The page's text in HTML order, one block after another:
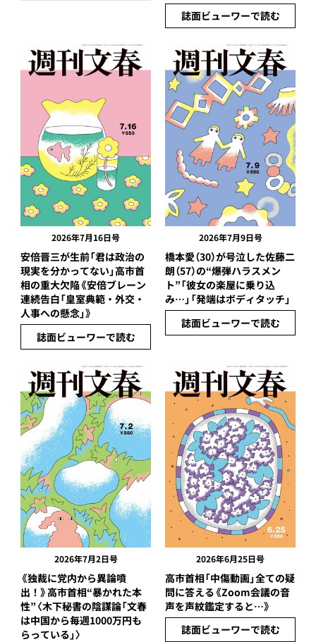
誌面ビューワーで読む
2026年7月16日号
安倍晋三が生前「君は政治の
現実を分かってない」高市首
相の重大欠陥《安倍ブレーン
連続告白「皇室典範・外交・
人事への懸念」》
誌面ビューワーで読む
2026年7月9日号
橋本愛（30）が号泣した佐藤二
朗（57）の“爆弾ハラスメン
ト”「彼女の楽屋に乗り込
み…」「発端はボディタッチ」
誌面ビューワーで読む
2026年7月2日号
《独裁に党内から異論噴
出！》高市首相“暴かれた本
性”〈木下秘書の陰謀論「文春
は中国から毎週1000万円も
らっている」〉
2026年6月25日号
高市首相「中傷動画」全ての疑
問に答える《Zoom会議の音
声を声紋鑑定すると…》
誌面ビューワーで読む